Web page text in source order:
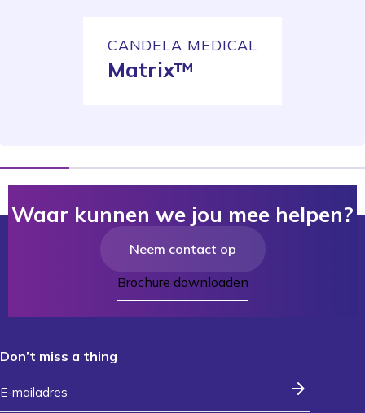
CANDELA MEDICAL
Matrix™
Waar kunnen we jou mee helpen?
Neem contact op
Brochure downloaden
Don’t miss a thing
arrow_forward